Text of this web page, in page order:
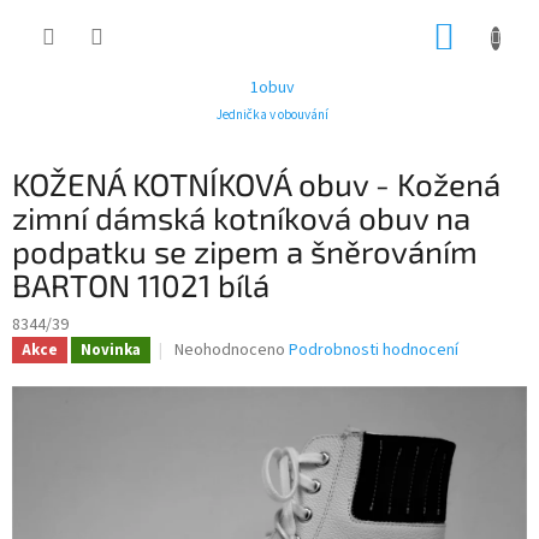
1obuv
Jednička v obouvání
KOŽENÁ KOTNÍKOVÁ obuv - Kožená
zimní dámská kotníková obuv na
podpatku se zipem a šněrováním
BARTON 11021 bílá
8344/39
Akce Novinka
Průměrné
produktu
Neohodnoceno Podrobnosti hodnocení